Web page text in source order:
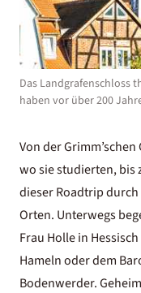
Das Landgrafenschloss
haben vor über 200
Von der
wo sie studierten, bis
dieser Roadtrip
Orten. Unterwegs
Frau Holle in
Hameln oder dem
Bodenwerder.